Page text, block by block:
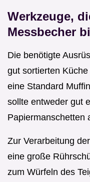
Werkzeuge,
Messbecher
Die benötigte
gut sortierten
eine Standard
sollte entweder gut
Papiermanschetten
Zur Verarbeitung
eine große
zum Würfeln des